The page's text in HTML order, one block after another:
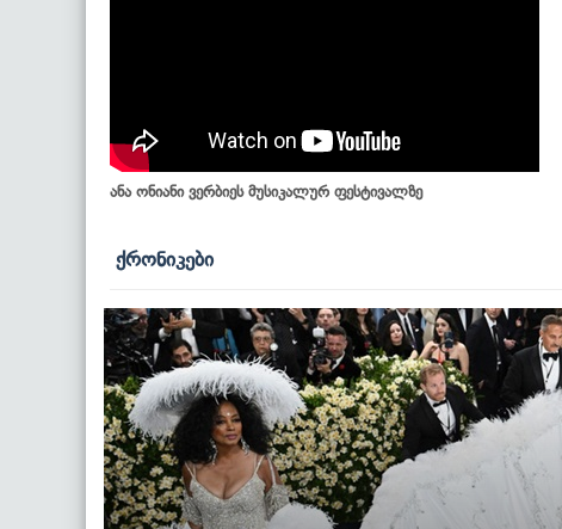
ანა ონიანი ვერბიეს მუსიკალურ ფესტივალზე
ქრონიკები